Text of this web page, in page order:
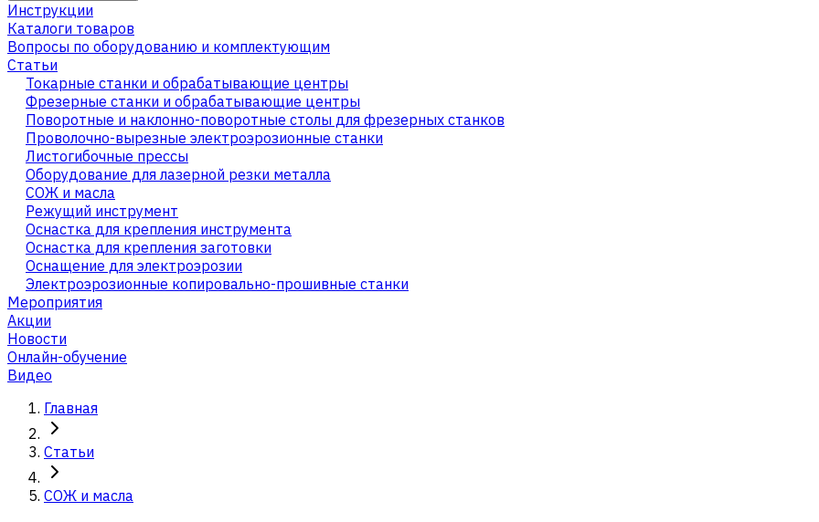
Инструкции
Каталоги товаров
Вопросы по оборудованию и комплектующим
Статьи
Токарные станки и обрабатывающие центры
Фрезерные станки и обрабатывающие центры
Поворотные и наклонно-поворотные столы для фрезерных станков
Проволочно-вырезные электроэрозионные станки
Листогибочные прессы
Оборудование для лазерной резки металла
СОЖ и масла
Режущий инструмент
Оснастка для крепления инструмента
Оснастка для крепления заготовки
Оснащение для электроэрозии
Электроэрозионные копировально-прошивные станки
Мероприятия
Акции
Новости
Онлайн-обучение
Видео
Главная
Статьи
СОЖ и масла